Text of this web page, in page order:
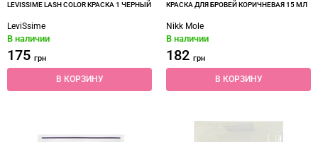
LEVISSIME LASH COLOR КРАСКА 1 ЧЕРНЫЙ
LeviSsime
В наличии
175 грн
В КОРЗИНУ
КРАСКА ДЛЯ БРОВЕЙ КОРИЧНЕВАЯ 15 МЛ
Nikk Mole
В наличии
182 грн
В КОРЗИНУ